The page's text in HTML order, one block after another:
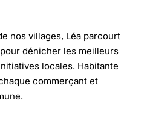
nos villages, Léa parcourt
dénicher les meilleurs
locales. Habitante
commerçant et